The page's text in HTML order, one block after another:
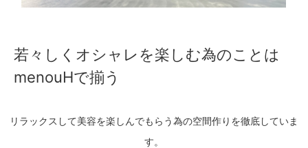
若々しくオシャレを楽しむ為のことは
menouHで揃う
リラックスして美容を楽しんでもらう為の空間作りを徹底していま
す。